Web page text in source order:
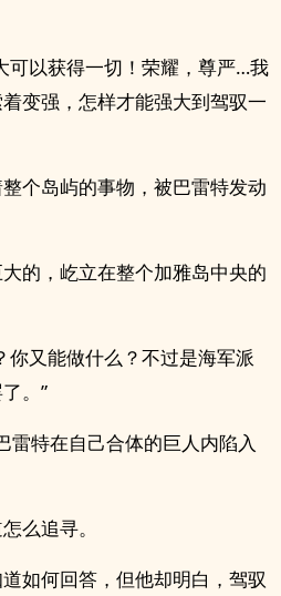
可以获得一切！荣耀，尊严…我
变强，怎样才能强大到驾驭一
个岛屿的事物，被巴雷特发动
的，屹立在整个加雅岛中央的
你又能做什么？不过是海军派
。”
雷特在自己合体的巨人内陷入
么追寻。
如何回答，但他却明白，驾驭